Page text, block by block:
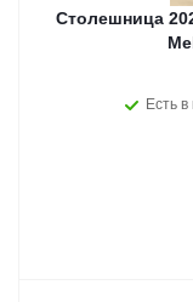
Столешница
Есть